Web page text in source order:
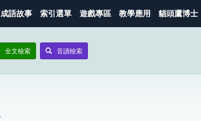
成語故事 索引選單 遊戲專區 教學應用 貓頭鷹博士
全文檢索 音讀檢索